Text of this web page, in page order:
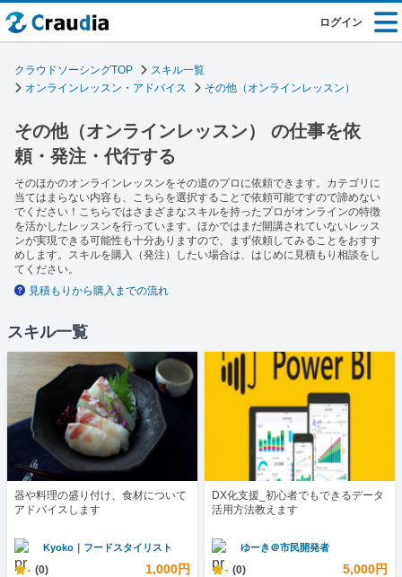
ログイン
クラウドソーシングTOP
スキル一覧
オンラインレッスン・アドバイス
その他（オンラインレッスン）
その他（オンラインレッスン） の仕事を依
頼・発注・代行する
そのほかのオンラインレッスンをその道のプロに依頼できます。カテゴリに
当てはまらない内容も、こちらを選択することで依頼可能ですので諦めない
でください！こちらではさまざまなスキルを持ったプロがオンラインの特徴
を活かしたレッスンを行っています。ほかではまだ開講されていないレッス
ンが実現できる可能性も十分ありますので、まず依頼してみることをおすす
めします。スキルを購入（発注）したい場合は、はじめに見積もり相談をし
てください。
見積もりから購入までの流れ
スキル一覧
器や料理の盛り付け、食材について
アドバイスします
Kyoko｜フードスタイリスト
- (0) 1,000円
DX化支援_初心者でもできるデータ
活用方法教えます
ゆーき＠市民開発者
- (0) 5,000円